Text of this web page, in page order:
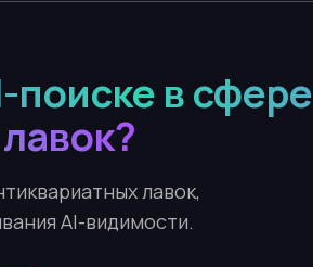
поиске в сфере
лавок,
AI-видимости.